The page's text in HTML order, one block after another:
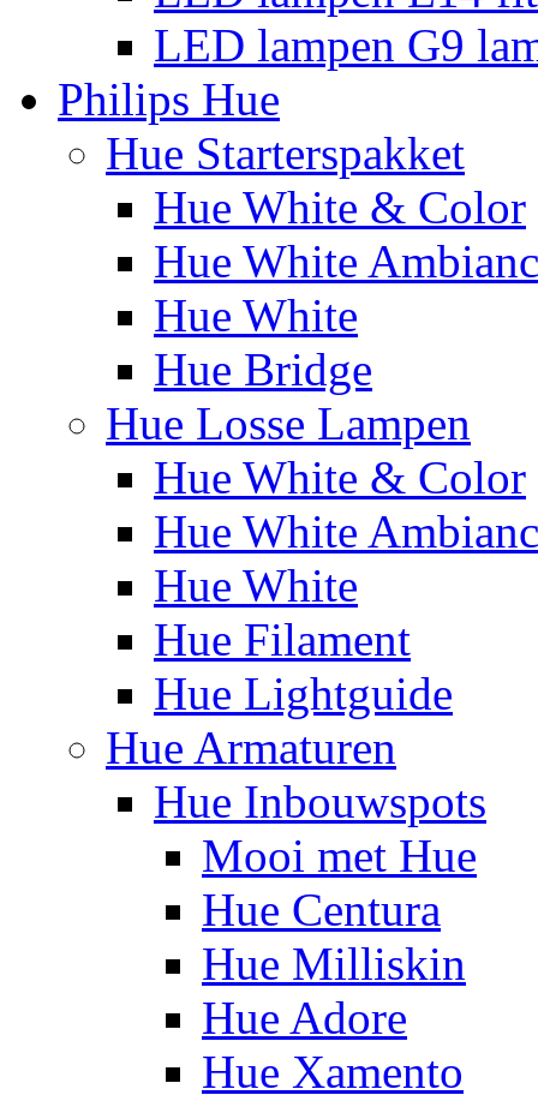
LED lampen G9
Philips Hue
Hue Starterspakket
Hue White & Color
Hue White
Hue White
Hue Bridge
Hue Losse Lampen
Hue White & Color
Hue White
Hue White
Hue Filament
Hue Lightguide
Hue Armaturen
Hue Inbouwspots
Mooi met Hue
Hue Centura
Hue Milliskin
Hue Adore
Hue Xamento